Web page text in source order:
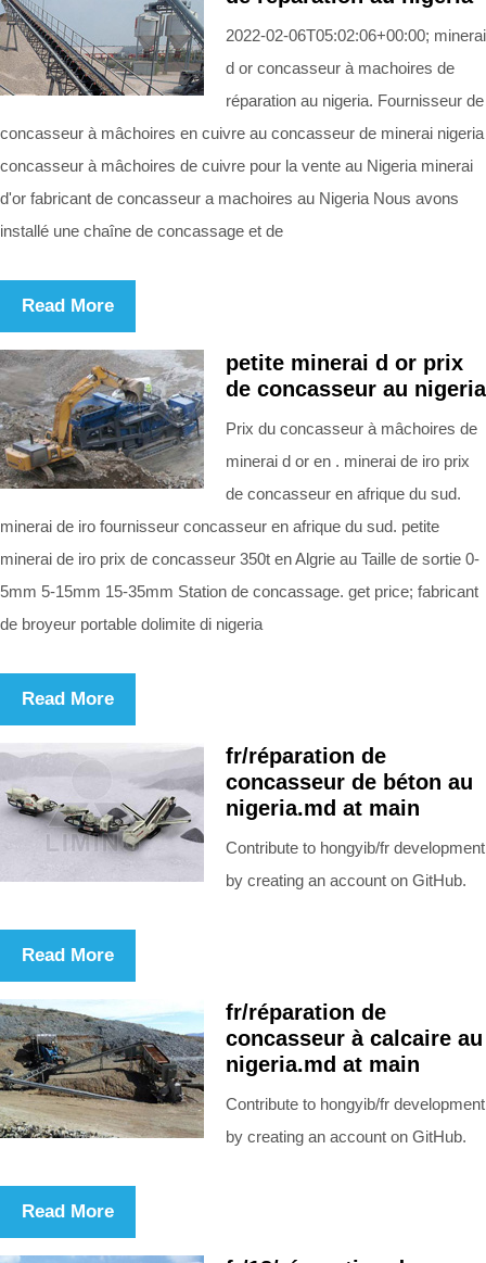
2022-02-06T05:02:06+00:00; minerai
d or concasseur à machoires de
réparation au nigeria. Fournisseur de
concasseur à mâchoires en cuivre au concasseur de minerai nigeria
concasseur à mâchoires de cuivre pour la vente au Nigeria minerai
d'or fabricant de concasseur a machoires au Nigeria Nous avons
installé une chaîne de concassage et de
Read More
petite minerai d or prix
de concasseur au nigeria
Prix du concasseur à mâchoires de
minerai d or en . minerai de iro prix
de concasseur en afrique du sud.
minerai de iro fournisseur concasseur en afrique du sud. petite
minerai de iro prix de concasseur 350t en Algrie au Taille de sortie 0-
5mm 5-15mm 15-35mm Station de concassage. get price; fabricant
de broyeur portable dolimite di nigeria
Read More
fr/réparation de
concasseur de béton au
nigeria.md at main
Contribute to hongyib/fr development
by creating an account on GitHub.
Read More
fr/réparation de
concasseur à calcaire au
nigeria.md at main
Contribute to hongyib/fr development
by creating an account on GitHub.
Read More